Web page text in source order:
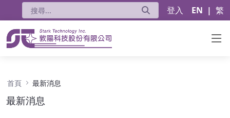
登入 EN | 繁
首頁 最新消息
最新消息